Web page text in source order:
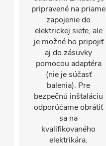
pripravené na priame
zapojenie do
elektrickej siete, ale
je možné ho pripojiť
aj do zásuvky
pomocou adaptéra
(nie je súčasť
balenia). Pre
bezpečnú inštaláciu
odporúčame obrátiť
sa na
kvalifikovaného
elektrikára.